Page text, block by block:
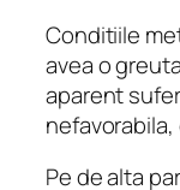
Conditiile
avea o
aparent
Pe de alta